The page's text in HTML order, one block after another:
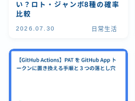
い？ロト・ジャンボ8種の確率
比較
2026.07.30 日常生活